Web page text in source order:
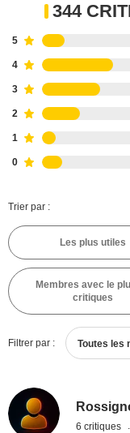
344
5
4
3
2
1
0
Trier par :
Les plus utiles
Membres avec le
critiques
Filtrer par : Toutes les
6 critiques